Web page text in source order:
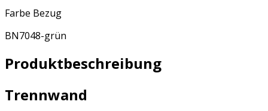
Farbe Bezug
BN7048-grün
Produktbeschreibung
Trennwand